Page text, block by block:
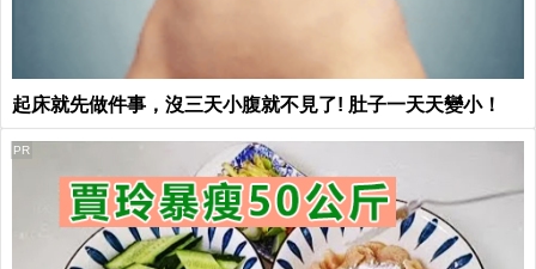
起床就先做件事，沒三天小腹就不見了! 肚子一天天變小！
PR